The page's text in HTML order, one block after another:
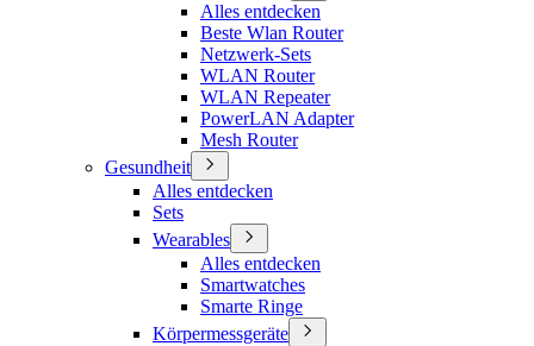
Alles entdecken
Beste Wlan Router
Netzwerk-Sets
WLAN Router
WLAN Repeater
PowerLAN Adapter
Mesh Router
Gesundheit
Alles entdecken
Sets
Wearables
Alles entdecken
Smartwatches
Smarte Ringe
Körpermessgeräte